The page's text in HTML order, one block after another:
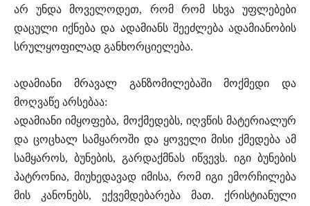
არ უნდა მოველოდეთ, რომ რომ სხვა უფლებები
დაცული იქნება და ადამიანს შეეძლება ადამიანობის
სრულყოფილად განხორციელება.
ადამიანი მრავალ განზომილებაში მოქმედი და
მოღვაწე არსებაა:
ადამიანი იმყოფება, მოქმედებს, იღვწის მატერიალურ
და ცოცხალ სამყაროში და ყოველი მისი ქმედება ამ
სამყაროს, ბუნების, გარდაქმნას იწვევს. იგი ბუნების
პატრონია, მიუხედავად იმისა, რომ იგი ემორჩილება
მის კანონებს, ექვემდებარება მათ. ქრისტიანული